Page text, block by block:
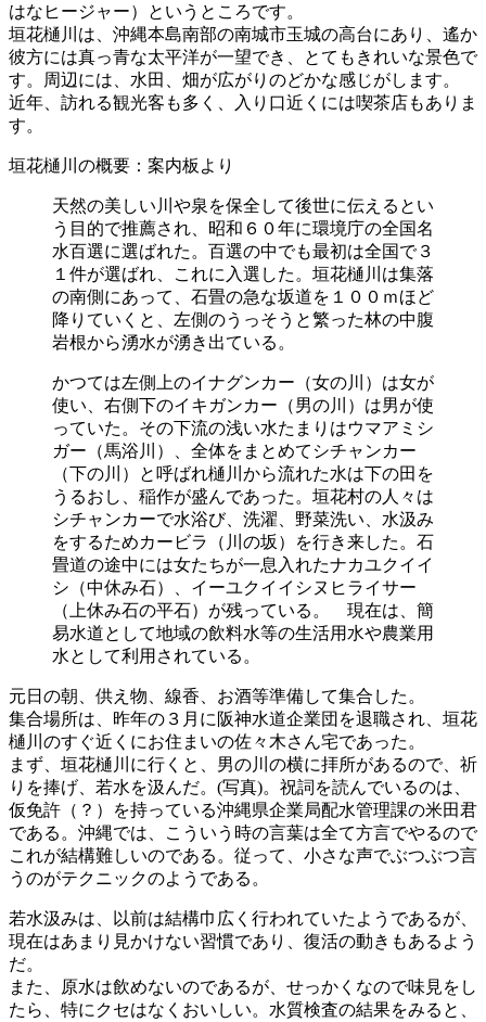
はなヒージャー）というところです。
垣花樋川は、沖縄本島南部の南城市玉城の高台にあり、遙か
彼方には真っ青な太平洋が一望でき、とてもきれいな景色で
す。周辺には、水田、畑が広がりのどかな感じがします。
近年、訪れる観光客も多く、入り口近くには喫茶店もありま
す。
垣花樋川の概要：案内板より
天然の美しい川や泉を保全して後世に伝えるとい
う目的で推薦され、昭和６０年に環境庁の全国名
水百選に選ばれた。百選の中でも最初は全国で３
１件が選ばれ、これに入選した。垣花樋川は集落
の南側にあって、石畳の急な坂道を１００ｍほど
降りていくと、左側のうっそうと繁った林の中腹
岩根から湧水が湧き出ている。
かつては左側上のイナグンカー（女の川）は女が
使い、右側下のイキガンカー（男の川）は男が使
っていた。その下流の浅い水たまりはウマアミシ
ガー（馬浴川）、全体をまとめてシチャンカー
（下の川）と呼ばれ樋川から流れた水は下の田を
うるおし、稲作が盛んであった。垣花村の人々は
シチャンカーで水浴び、洗濯、野菜洗い、水汲み
をするためカービラ（川の坂）を行き来した。石
畳道の途中には女たちが一息入れたナカユクイイ
シ（中休み石）、イーユクイイシヌヒライサー
（上休み石の平石）が残っている。 現在は、簡
易水道として地域の飲料水等の生活用水や農業用
水として利用されている。
元日の朝、供え物、線香、お酒等準備して集合した。
集合場所は、昨年の３月に阪神水道企業団を退職され、垣花
樋川のすぐ近くにお住まいの佐々木さん宅であった。
まず、垣花樋川に行くと、男の川の横に拝所があるので、祈
りを捧げ、若水を汲んだ。(写真)。祝詞を読んでいるのは、
仮免許（？）を持っている沖縄県企業局配水管理課の米田君
である。沖縄では、こういう時の言葉は全て方言でやるので
これが結構難しいのである。従って、小さな声でぶつぶつ言
うのがテクニックのようである。
若水汲みは、以前は結構巾広く行われていたようであるが、
現在はあまり見かけない習慣であり、復活の動きもあるよう
だ。
また、原水は飲めないのであるが、せっかくなので味見をし
たら、特にクセはなくおいしい。水質検査の結果をみると、